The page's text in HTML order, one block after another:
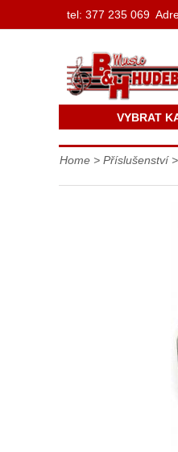
Home > Příslušenství >
VYBRAT
tel: 377 235 069